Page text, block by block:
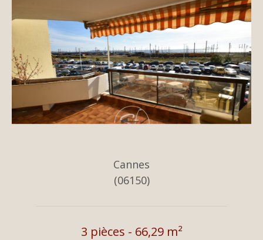
Cannes
(06150)
3 pièces - 66,29 m²